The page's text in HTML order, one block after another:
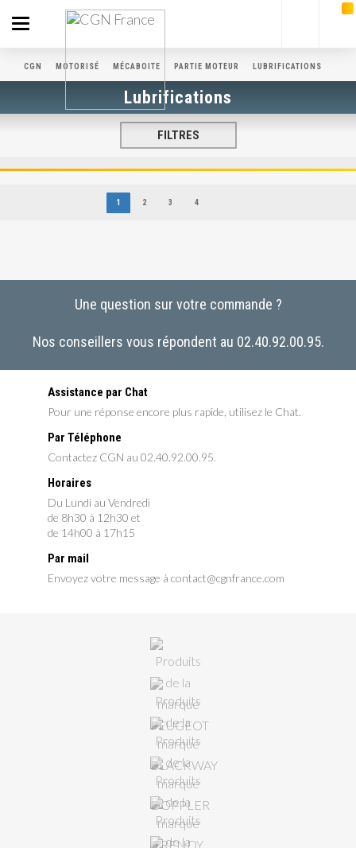
Toggle
navigation
CGN MOTORISÉ MÉCABOITE PARTIE MOTEUR LUBRIFICATIONS
Lubrifications
FILTRES
1 2 3 4
Une question sur votre commande ?
Nos conseillers vous répondent au 02.40.92.00.95.
Assistance par Chat
Pour une réponse encore plus rapide, utilisez le Chat.
Par Téléphone
Contactez CGN au 02.40.92.00.95.
Horaires
Du Lundi au Vendredi
de 8h30 à 12h30 et
de 14h00 à 17h15
Par mail
Envoyez votre message à contact@cgnfrance.com